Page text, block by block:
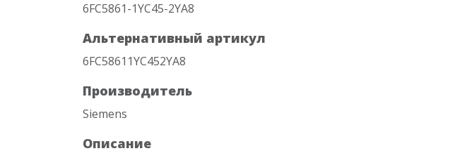
6FC5861-1YC45-2YA8
Альтернативный артикул
6FC58611YC452YA8
Производитель
Siemens
Описание